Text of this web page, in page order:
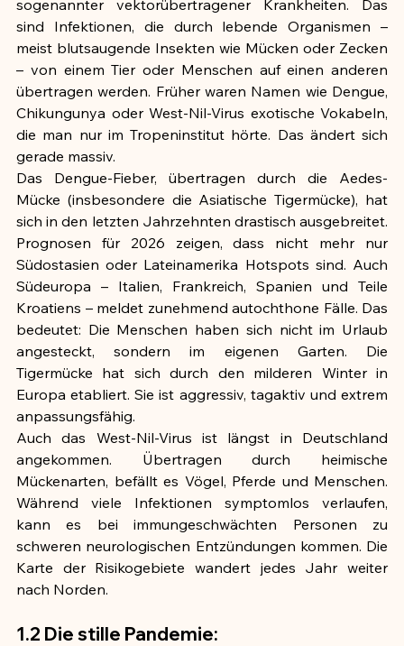
sogenannter vektorübertragener Krankheiten. Das
sind Infektionen, die durch lebende Organismen –
meist blutsaugende Insekten wie Mücken oder Zecken
– von einem Tier oder Menschen auf einen anderen
übertragen werden. Früher waren Namen wie Dengue,
Chikungunya oder West-Nil-Virus exotische Vokabeln,
die man nur im Tropeninstitut hörte. Das ändert sich
gerade massiv.
Das Dengue-Fieber, übertragen durch die Aedes-
Mücke (insbesondere die Asiatische Tigermücke), hat
sich in den letzten Jahrzehnten drastisch ausgebreitet.
Prognosen für 2026 zeigen, dass nicht mehr nur
Südostasien oder Lateinamerika Hotspots sind. Auch
Südeuropa – Italien, Frankreich, Spanien und Teile
Kroatiens – meldet zunehmend autochthone Fälle. Das
bedeutet: Die Menschen haben sich nicht im Urlaub
angesteckt, sondern im eigenen Garten. Die
Tigermücke hat sich durch den milderen Winter in
Europa etabliert. Sie ist aggressiv, tagaktiv und extrem
anpassungsfähig.
Auch das West-Nil-Virus ist längst in Deutschland
angekommen. Übertragen durch heimische
Mückenarten, befällt es Vögel, Pferde und Menschen.
Während viele Infektionen symptomlos verlaufen,
kann es bei immungeschwächten Personen zu
schweren neurologischen Entzündungen kommen. Die
Karte der Risikogebiete wandert jedes Jahr weiter
nach Norden.
1.2 Die stille Pandemie: